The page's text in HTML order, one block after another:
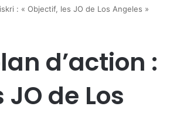
: « Objectif, les JO de Los Angeles »
d’action :
de Los